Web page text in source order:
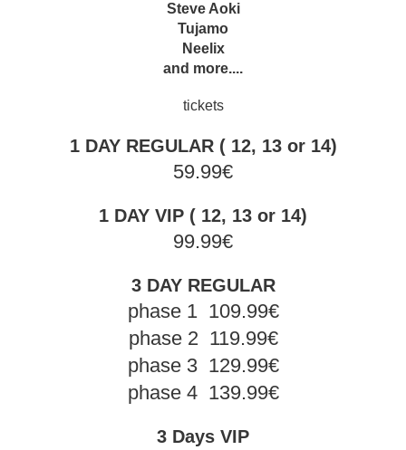
Steve Aoki
Tujamo
Neelix
and more....
tickets
1 DAY REGULAR ( 12, 13 or 14)
59.99€
1 DAY VIP ( 12, 13 or 14)
99.99€
3 DAY REGULAR
phase 1 109.99€
phase 2 119.99€
phase 3 129.99€
phase 4 139.99€
3 Days VIP